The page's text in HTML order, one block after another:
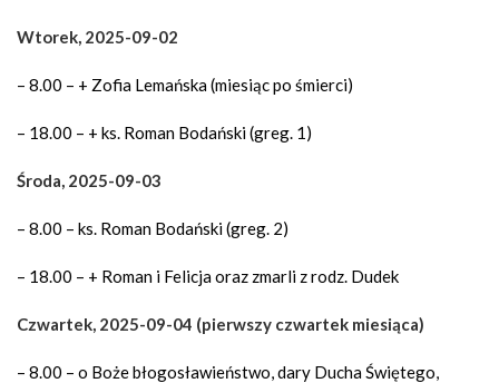
Wtorek, 2025-09-02
– 8.00 – + Zofia Lemańska (miesiąc po śmierci)
– 18.00 – + ks. Roman Bodański (greg. 1)
Środa, 2025-09-03
– 8.00 – ks. Roman Bodański (greg. 2)
– 18.00 – + Roman i Felicja oraz zmarli z rodz. Dudek
Czwartek, 2025-09-04 (pierwszy czwartek miesiąca)
– 8.00 – o Boże błogosławieństwo, dary Ducha Świętego,